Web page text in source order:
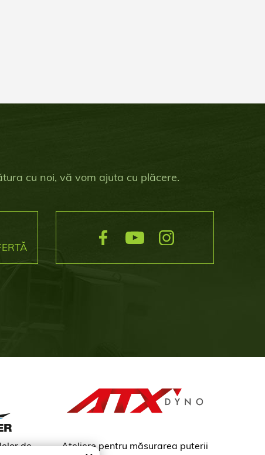
cu noi, vă vom ajuta cu plăcere.
de
Ateliere pentru măsurarea puterii